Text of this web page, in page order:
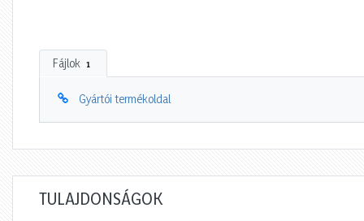
Fájlok 1
Gyártói termékoldal
TULAJDONSÁGOK